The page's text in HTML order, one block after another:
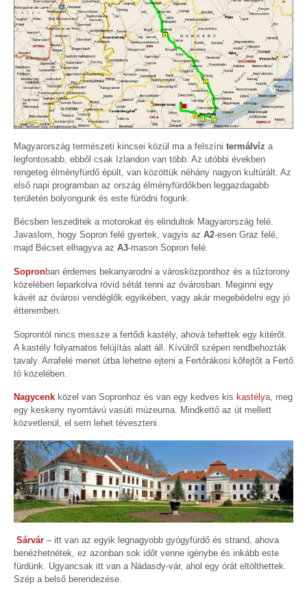
Magyarország természeti kincsei közül ma a felszíni termálvíz a
legfontosabb, ebből csak Izlandon van több. Az utóbbi években
rengeteg élményfürdő épült, van közöttük néhány nagyon kultúrált. Az
első napi programban az ország élményfürdőkben leggazdagabb
területén bolyongunk és este fürödni fogunk.
Bécsben leszeditek a motorokat és elindultok Magyarország felé.
Javaslom, hogy Sopron felé gyertek, vagyis az A2-esen Graz felé,
majd Bécset elhagyva az A3-mason Sopron felé.
Sopronban érdemes bekanyarodni a városközponthoz és a tűztorony
közelében leparkolva rövid sétát tenni az óvárosban. Meginni egy
kávét az óvárosi vendéglők egyikében, vagy akár megebédelni egy jó
étteremben.
Soprontól nincs messze a fertődi kastély, ahová tehettek egy kitérőt.
A kastély folyamatos felújítás alatt áll. Kívülről szépen rendbehozták
tavaly. Arrafelé menet útba lehetne ejteni a Fertőrákosi kőfejtőt a Fertő
tó közelében.
Nagycenk közel van Sopronhoz és van egy kedves kis kastélya, meg
egy keskeny nyomtávú vasúti múzeuma. Mindkettő az út mellett
közvetlenül, el sem lehet téveszteni.
Sárvár – itt van az egyik legnagyobb gyógyfürdő és strand, ahova
benézhetnétek, ez azonban sok időt venne igénybe és inkább este
fürdünk. Ugyancsak itt van a Nádasdy-vár, ahol egy órát eltölthettek.
Szép a belső berendezése.